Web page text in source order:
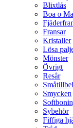
Blixtlås
Boa o
Fransar
Kristaller
Lösa
Mönster
Övrigt
Resår
Smycken
Sybehör
Fiffiga